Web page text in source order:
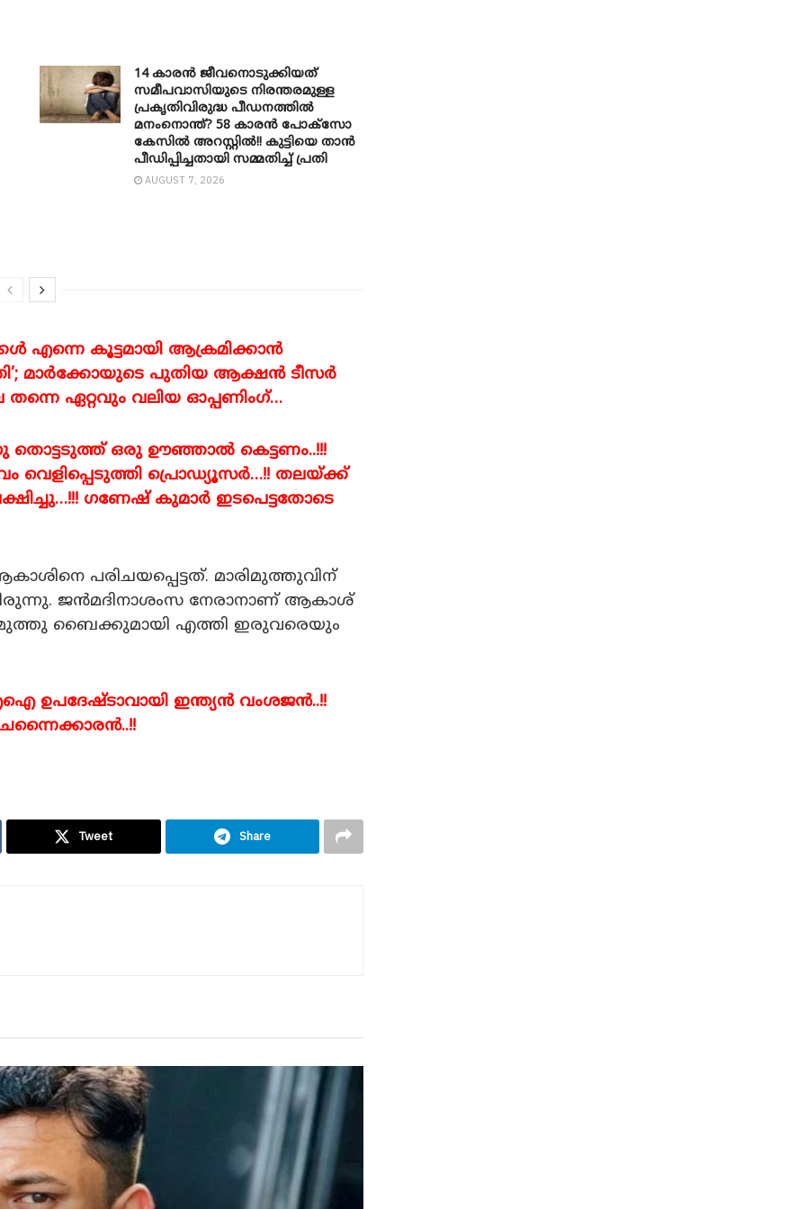
14 കാരൻ ജീവനൊടുക്കിയത്
സമീപവാസിയുടെ നിരന്തരമുള്ള
പ്രകൃതിവിരുദ്ധ പീഡനത്തിൽ
മനംനൊന്ത്? 58 കാരൻ പോക്സോ
കേസിൽ അറസ്റ്റിൽ!! കുട്ടിയെ താൻ
പീഡിപ്പിച്ചതായി സമ്മതിച്ച് പ്രതി
AUGUST 7, 2026
കൂട്ടമായി ആക്രമിക്കാൻ
മാര്‍ക്കോയുടെ പുതിയ ആക്ഷൻ ടീസർ
തന്നെ ഏറ്റവും വലിയ ഓപ്പണിംഗ്…
തൊട്ടടുത്ത് ഒരു ഊഞ്ഞാൽ കെട്ടണം..!!!
വെളിപ്പെടുത്തി പ്രൊഡ്യൂസർ…!! തലയ്ക്ക്
ഗണേഷ് കുമാർ ഇടപെട്ടതോടെ
പരിചയപ്പെട്ടത്. മാരിമുത്തുവിന്
ജൻമദിനാശംസ നേരാനാണ് ആകാശ്
ബൈക്കുമായി എത്തി ഇരുവരെയും
ഉപദേഷ്ടാവായി ഇന്ത്യൻ വംശജൻ..!!
Tweet Share